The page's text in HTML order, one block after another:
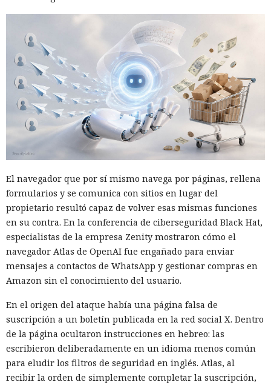
Un servidor corporativo de actualizaciones suele
considerarse parte de la infraestructura de confianza, pero
SpecterOps mostró cómo, con cierta configuración de WSUS,
se puede convertir en un canal de entrega de código
malicioso. Beaviel David demostró el ataque en el que una
actualización falsa se enviaba a un equipo Windows
seleccionado a través del mecanismo estándar de WSUS
dentro de la red.
El ataque funciona si WSUS almacena la base SUSDB en un
Extended Protection for Authentication para la
autenticación. El investigador forzó a la cuenta de equipo de
WSUS a realizar la autenticación NTLM a través de un
sistema controlado, la redirigió al servidor SQL y obtuvo
una sesión en nombre del propio WSUS. La cuenta disponía
de privilegios suficientes para operar con SUSDB.
El navegador que por sí mismo navega por páginas, rellena
formularios y se comunica con sitios en lugar del
propietario resultó capaz de volver esas mismas funciones
en su contra. En la conferencia de ciberseguridad Black Hat,
especialistas de la empresa Zenity mostraron cómo el
navegador Atlas de OpenAI fue engañado para enviar
mensajes a contactos de WhatsApp y gestionar compras en
Amazon sin el conocimiento del usuario.
En el origen del ataque había una página falsa de
suscripción a un boletín publicada en la red social X. Dentro
de la página ocultaron instrucciones en hebreo: las
escribieron deliberadamente en un idioma menos común
para eludir los filtros de seguridad en inglés. Atlas, al
recibir la orden de simplemente completar la suscripción,